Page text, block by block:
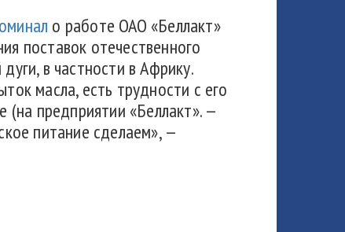
о работе ОАО «Беллакт»
поставок отечественного
в частности в Африку.
масла, есть трудности с его
предприятии «Беллакт». —
питание сделаем», —